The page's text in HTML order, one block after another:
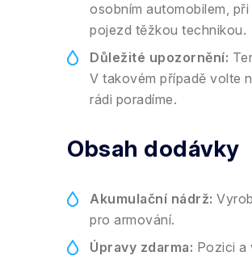
osobním automobilem,
pojezd těžkou technikou.
Důležité upozornění:
V takovém případě volte
rádi poradíme.
Obsah dodávky
Akumulační nádrž:
pro armování.
Úpravy zdarma: Pozici a